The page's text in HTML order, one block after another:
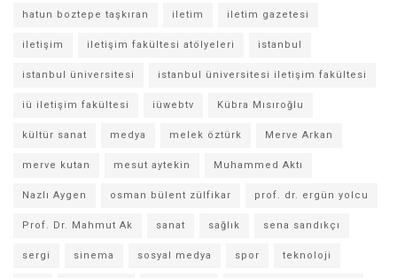
hatun boztepe taşkıran iletim iletim gazetesi
iletişim iletişim fakültesi atölyeleri istanbul
istanbul üniversitesi istanbul üniversitesi iletişim fakültesi
iü iletişim fakültesi iüwebtv Kübra Mısıroğlu
kültür sanat medya melek öztürk Merve Arkan
merve kutan mesut aytekin Muhammed Aktı
Nazlı Aygen osman bülent zülfikar prof. dr. ergün yolcu
Prof. Dr. Mahmut Ak sanat sağlık sena sandıkçı
sergi sinema sosyal medya spor teknoloji